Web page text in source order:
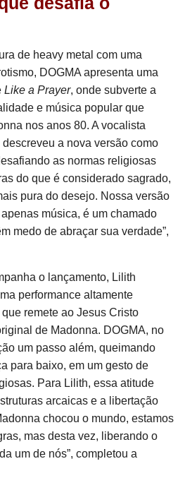
de heavy metal com uma
DOGMA apresenta uma
Like a Prayer, onde subverte a
e música popular que
nos anos 80. A vocalista
a nova versão como
as normas religiosas
do que é considerado sagrado,
pura do desejo. Nossa versão
apenas música, é um chamado
medo de abraçar sua verdade”,
o lançamento, Lilith
performance altamente
remete ao Jesus Cristo
de Madonna. DOGMA, no
um passo além, queimando
para baixo, em um gesto de
Para Lilith, essa atitude
arcaicas e a libertação
chocou o mundo, estamos
mas desta vez, liberando o
um de nós”, completou a